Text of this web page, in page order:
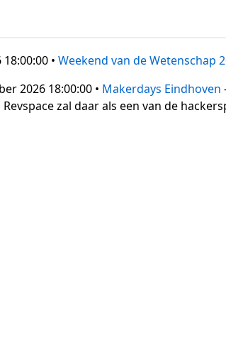
• Weekend van de Wetenschap
2026 18:00:00 • Makerdays Eindhoven
zal daar als een van de